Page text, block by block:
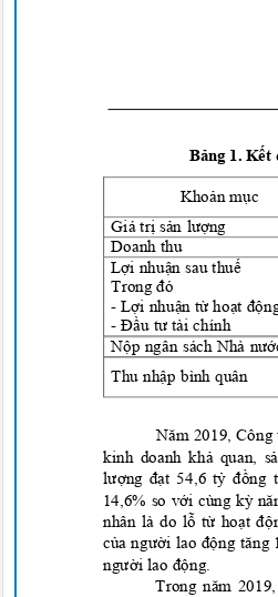
Bảng 1. Kết
Khoản mục
Giá trịsản lượng
Doanh thu
Lợi nhuận sau thuế
Trong đó
- Lợi nhuận từhoạt độ
-Đầu tư tài chính
Nộp ngân sách Nhà nướ
Thu nhập bình quân
Năm 2019, Công
kinh doanh khả quan, s
lượng đạt 54,6 tỷ đồng
14,6% so với cùng kỳ
nhân là do lỗtừ hoạt
của người lao động tăng
người lao động.
Trong năm